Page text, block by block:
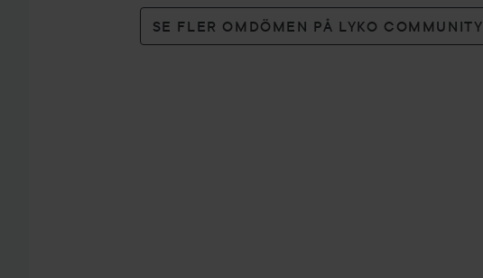
SE FLER OMDÖMEN PÅ LYKO COMMUNITY